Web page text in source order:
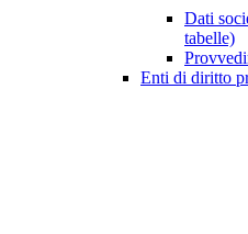
Dati
tabelle)
Enti di diritto